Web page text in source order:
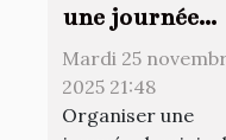
une journée
dominicale
parfaite en
famille
Mardi 25
2025 21:48
Organiser une